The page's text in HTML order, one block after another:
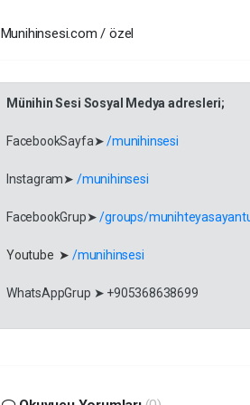
Munihinsesi.com / özel
Münihin Sesi Sosyal Medya adresleri;
FacebookSayfa➤/munihinsesi
Instagram➤ /munihinsesi
FacebookGrup➤/groups/
Youtube ➤ /munihinsesi
WhatsAppGrup ➤ +905368638699